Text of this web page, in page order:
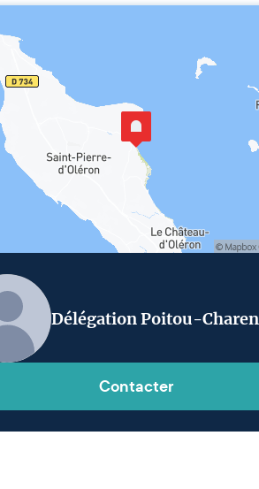
Délégation Poitou-
Contacter